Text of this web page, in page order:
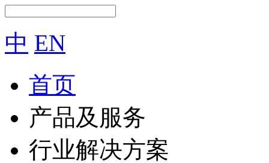
中 EN
首页
产品及服务
行业解决方案